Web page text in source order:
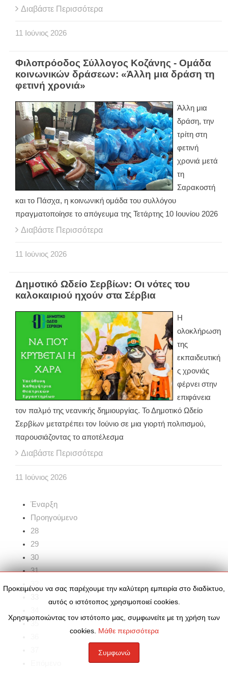
Διαβάστε Περισσότερα
11 Ιούνιος 2026
Φιλοπρόοδος Σύλλογος Κοζάνης - Ομάδα
κοινωνικών δράσεων: «Άλλη μια δράση τη
φετινή χρονιά»
Άλλη μια
δράση, την
τρίτη στη
φετινή
χρονιά μετά
τη
Σαρακοστή
και το Πάσχα, η κοινωνική ομάδα του συλλόγου
πραγματοποίησε το απόγευμα της Τετάρτης 10 Ιουνίου 2026
Διαβάστε Περισσότερα
11 Ιούνιος 2026
Δημοτικό Ωδείο Σερβίων: Οι νότες του
καλοκαιριού ηχούν στα Σέρβια
Η
ολοκλήρωση
της
εκπαιδευτική
ς χρονιάς
φέρνει στην
επιφάνεια
τον παλμό της νεανικής δημιουργίας. Το Δημοτικό Ωδείο
Σερβίων μετατρέπει τον Ιούνιο σε μια γιορτή πολιτισμού,
παρουσιάζοντας το αποτέλεσμα
Διαβάστε Περισσότερα
11 Ιούνιος 2026
Έναρξη
Προηγούμενο
28
29
30
31
Προκειμένου να σας παρέχουμε την καλύτερη εμπειρία στο διαδίκτυο,
αυτός ο ιστότοπος χρησιμοποιεί cookies.
Χρησιμοποιώντας τον ιστότοπο μας, συμφωνείτε με τη χρήση των
cookies. Μάθε περισσότερα
Συμφωνώ